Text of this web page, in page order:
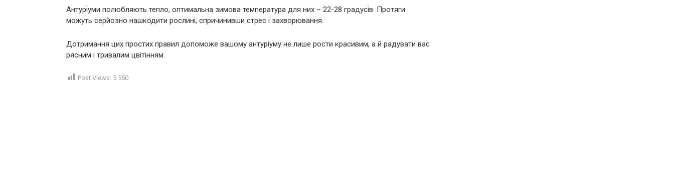
Антуріуми полюбляють тепло, оптимальна зимова температура для них – 22-28 градусів. Протяги
можуть серйозно нашкодити рослині, спричинивши стрес і захворювання.
Дотримання цих простих правил допоможе вашому антуріуму не лише рости красивим, а й радувати вас
рясним і тривалим цвітінням.
Post Views: 5 550